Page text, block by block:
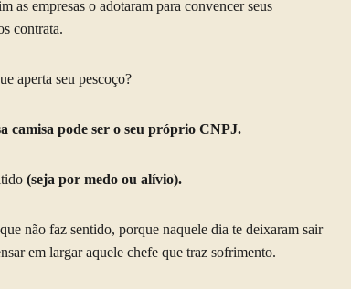
as empresas o adotaram para convencer seus
contrata.
aperta seu pescoço?
camisa pode ser o seu próprio CNPJ.
(seja por medo ou alívio).
não faz sentido, porque naquele dia te deixaram sair
em largar aquele chefe que traz sofrimento.